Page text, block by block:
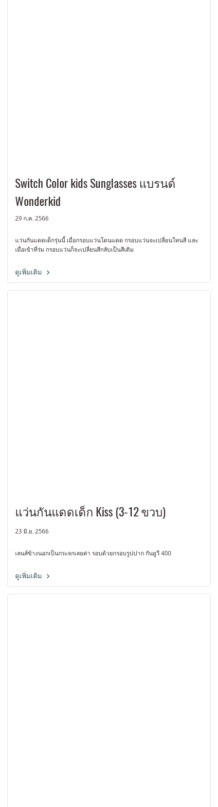
Switch Color kids Sunglasses แบรนด์
Wonderkid
29 ก.ค. 2566
แว่นกันแดดเด็กรุ่นนี้ เมื่อกรอบแว่นโดนแดด กรอบแว่นจะเปลี่ยนโทนสี และ
เมื่อเข้าที่ร่ม กรอบแว่นก็จะเปลี่ยนสีกลับเป็นสีเดิม
ดูเพิ่มเติม
แว่นกันแดดเด็ก Kiss (3-12 ขวบ)
23 มิ.ย. 2566
เลนส์ข้างนอกเป็นกระจกเลยค่า รอบด้วยกรอบรูปปาก กันยูวี 400
ดูเพิ่มเติม